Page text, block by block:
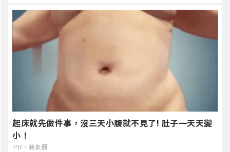
起床就先做件事，沒三天小腹就不見了! 肚子一天天變
小！
PR・新素簡